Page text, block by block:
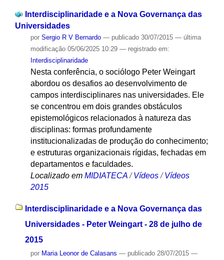
Interdisciplinaridade e a Nova Governança das
Universidades
por Sergio R V Bernardo — publicado30/07/2015 — última
modificação05/06/2025 10:29 — registrado em:
Interdisciplinaridade
Nesta conferência, o sociólogo Peter Weingart
abordou os desafios ao desenvolvimento de
campos interdisciplinares nas universidades. Ele
se concentrou em dois grandes obstáculos
epistemológicos relacionados à natureza das
disciplinas: formas profundamente
institucionalizadas de produção do conhecimento;
e estruturas organizacionais rígidas, fechadas em
departamentos e faculdades.
Localizado em MIDIATECA /Vídeos /Vídeos
2015
Interdisciplinaridade e a Nova Governança das
Universidades - Peter Weingart - 28 de julho de
2015
por Maria Leonor de Calasans — publicado28/07/2015 —